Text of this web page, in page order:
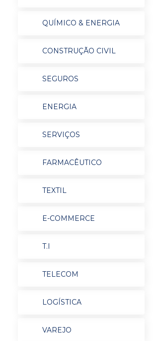
QUÍMICO & ENERGIA
CONSTRUÇÃO CIVIL
SEGUROS
ENERGIA
SERVIÇOS
FARMACÊUTICO
TEXTIL
E-COMMERCE
T.I
TELECOM
LOGÍSTICA
VAREJO